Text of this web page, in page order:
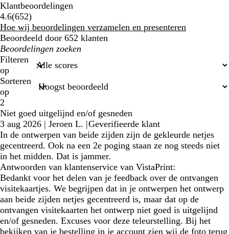
Klantbeoordelingen
4.6(652652
klantbeoordelingen
)
Hoe wij beoordelingen verzamelen en presenteren
Beoordeeld door 652 klanten
Mijn
zoekopdrachten
Filteren
op
Sorteren
op
2
Niet goed uitgelijnd en/of gesneden
3 aug 2026 | Jeroen L. |Geverifieerde klant
In de ontwerpen van beide zijden zijn de gekleurde netjes
gecentreerd. Ook na een 2e poging staan ze nog steeds niet
in het midden. Dat is jammer.
Antwoorden van klantenservice van VistaPrint:
Bedankt voor het delen van je feedback over de ontvangen
visitekaartjes. We begrijpen dat in je ontwerpen het ontwerp
aan beide zijden netjes gecentreerd is, maar dat op de
ontvangen visitekaarten het ontwerp niet goed is uitgelijnd
en/of gesneden. Excuses voor deze teleurstelling. Bij het
bekijken van je bestelling in je account zien wij de foto terug